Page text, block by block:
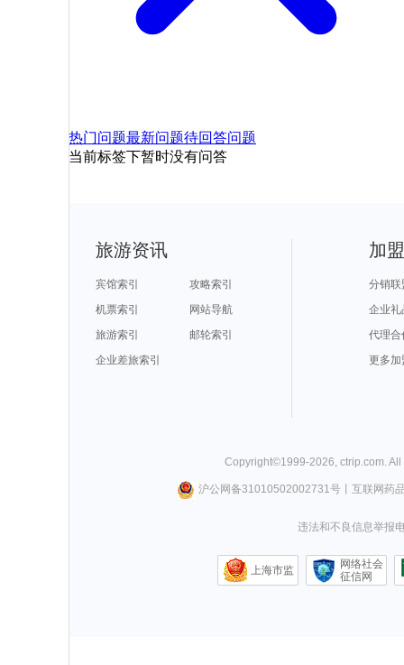
热门问题最新问题待回答问题
当前标签下暂时没有问答
旅游资讯
宾馆索引
攻略索引
机票索引
网站导航
旅游索引
邮轮索引
企业差旅索引
加
分销联
企业礼
代理合
更多加
Copyright©1999-2026, ctrip.com.
沪公网备31010502002731号丨 互联网药
违法和不良信息举报
上海市监
网络社会
征信网